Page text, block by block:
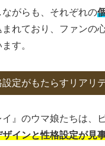
がらも、それぞれの
まれており、ファンの
す。
定がもたらすリアリ
イ』のウマ娘たちは、
ザインと性格設定が見